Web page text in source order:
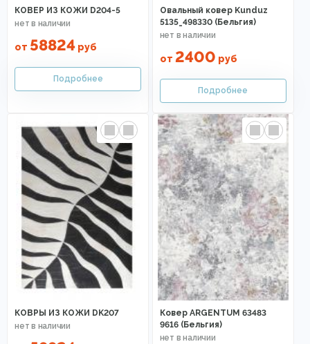
КОВЕР ИЗ КОЖИ D204-5
от 58824 руб
Овальный ковер Kunduz
5135_498330 (Бельгия)
от 2400 руб
КОВРЫ ИЗ КОЖИ DK207
Ковер ARGENTUM 63483
9616 (Бельгия)